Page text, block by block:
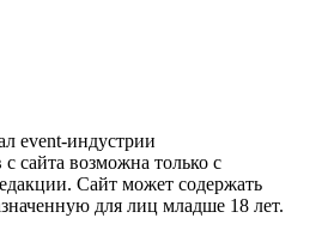
event-индустрии
сайта возможна только с
Сайт может содержать
для лиц младше 18 лет.